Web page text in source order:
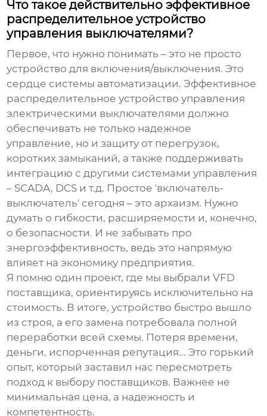
Что такое действительно эффективное
распределительное устройство
управления выключателями?
Первое, что нужно понимать – это не просто
устройство для включения/выключения. Это
сердце системы автоматизации. Эффективное
распределительное устройство управления
электрическими выключателями должно
обеспечивать не только надежное
управление, но и защиту от перегрузок,
коротких замыканий, а также поддерживать
интеграцию с другими системами управления
– SCADA, DCS и т.д. Простое 'включатель-
выключатель' сегодня – это архаизм. Нужно
думать о гибкости, расширяемости и, конечно,
о безопасности. И не забывать про
энергоэффективность, ведь это напрямую
влияет на экономику предприятия.
Я помню один проект, где мы выбралиVFD
поставщика, ориентируясь исключительно на
стоимость. В итоге, устройство быстро вышло
из строя, а его замена потребовала полной
переработки всей схемы. Потеря времени,
деньги, испорченная репутация... Это горький
опыт, который заставил нас пересмотреть
подход к выбору поставщиков. Важнее не
минимальная цена, а надежность и
компетентность.